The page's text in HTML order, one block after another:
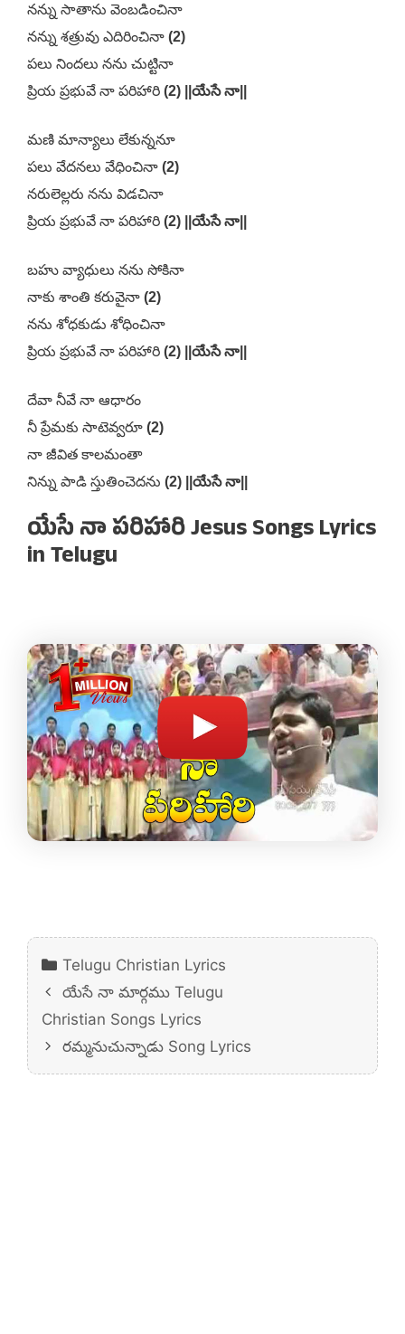
నన్ను సాతాను వెంబడించినా
నన్ను శత్రువు ఎదిరించినా (2)
పలు నిందలు నను చుట్టినా
ప్రియ ప్రభువే నా పరిహారి (2) ||యేసే నా||
మణి మాన్యాలు లేకున్ననూ
పలు వేదనలు వేధించినా (2)
నరులెల్లరు నను విడచినా
ప్రియ ప్రభువే నా పరిహారి (2) ||యేసే నా||
బహు వ్యాధులు నను సోకినా
నాకు శాంతి కరువైనా (2)
నను శోధకుడు శోధించినా
ప్రియ ప్రభువే నా పరిహారి (2) ||యేసే నా||
దేవా నీవే నా ఆధారం
నీ ప్రేమకు సాటెవ్వరూ (2)
నా జీవిత కాలమంతా
నిన్ను పాడి స్తుతించెదను (2) ||యేసే నా||
యేసే నా పరిహారి Jesus Songs Lyrics
in Telugu
Categories
Telugu Christian Lyrics
యేసే నా మార్గము Telugu
Christian Songs Lyrics
రమ్మనుచున్నాడు Song Lyrics